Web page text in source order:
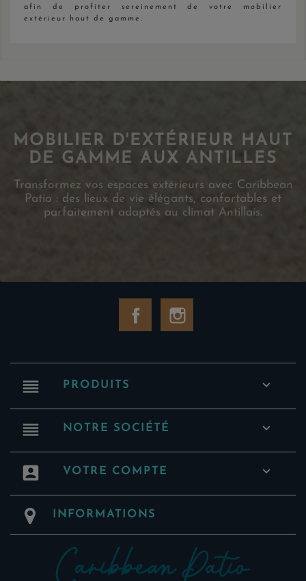
afin de profiter sereinement de votre mobilier
extérieur haut de gamme.
MOBILIER D'EXTÉRIEUR HAUT
DE GAMME AUX ANTILLES
Transformez vos espaces extérieurs avec Caribbean
Patio : des lieux de vie élégants, confortables et
parfaitement adaptés au climat Antillais.
Facebook
reorder PRODUITS 
reorder NOTRE SOCIÉTÉ 
account_box VOTRE COMPTE 
INFORMATIONS